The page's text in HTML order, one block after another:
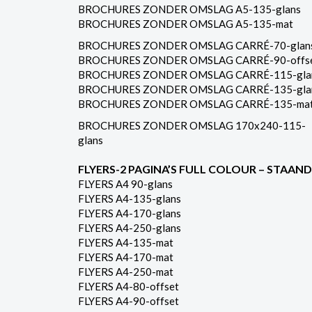
BROCHURES ZONDER OMSLAG A5-135-glans
BROCHURES ZONDER OMSLAG A5-135-mat
BROCHURES ZONDER OMSLAG CARRÉ-70-
BROCHURES ZONDER OMSLAG CARRÉ-90-
BROCHURES ZONDER OMSLAG CARRÉ-115-
BROCHURES ZONDER OMSLAG CARRÉ-135-
BROCHURES ZONDER OMSLAG CARRÉ-135-
BROCHURES ZONDER OMSLAG 170x240-115-
glans
FLYERS-2 PAGINA’S FULL COLOUR – STAAND
FLYERS A4 90-glans
FLYERS A4-135-glans
FLYERS A4-170-glans
FLYERS A4-250-glans
FLYERS A4-135-mat
FLYERS A4-170-mat
FLYERS A4-250-mat
FLYERS A4-80-offset
FLYERS A4-90-offset